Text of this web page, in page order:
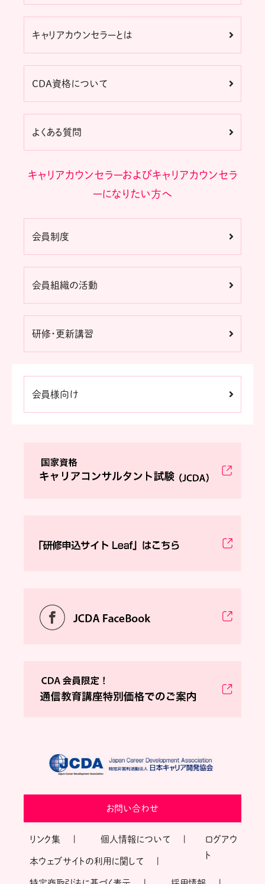
キャリアカウンセラーとは
CDA資格について
よくある質問
キャリアカウンセラーおよびキャリアカウンセラ
ーになりたい方へ
会員制度
会員組織の活動
研修・更新講習
会員様向け
お問い合わせ
リンク集 個人情報について
本ウェブサイトの利用に関して
ログアウ
ト